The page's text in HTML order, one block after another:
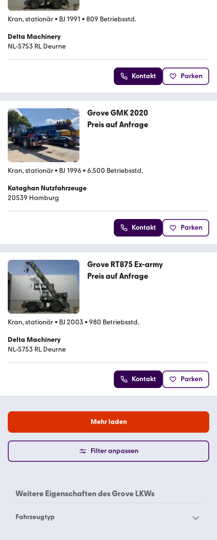
Kran, stationär• BJ 1991 • 809 Betriebsstd.
Delta Machinery
NL-5753 RL Deurne
Kontakt Parken
Grove GMK 2020
Preis auf Anfrage
Kran, stationär• BJ 1996• 6.500 Betriebsstd.
Kataghan Nutzfahrzeuge
20539 Hamburg
Kontakt Parken
Grove RT875 Ex-army
Preis auf Anfrage
Kran, stationär• BJ 2003 • 980 Betriebsstd.
Delta Machinery
NL-5753 RL Deurne
Kontakt Parken
Mehr laden
Filter anpassen
Weitere Eigenschaften desGrove LKWs
Fahrzeugtyp